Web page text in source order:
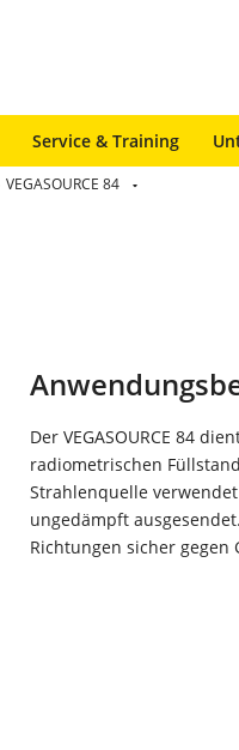
Service & Training
VEGASOURCE 84
Der VEGASOURCE 84
radiometrischen
Strahlenquelle
ungedämpft
Richtungen sicher gegen